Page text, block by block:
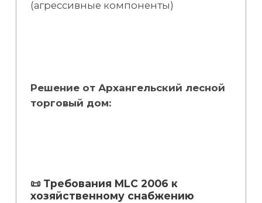
(агрессивные компоненты)
Решение от Архангельский лесной
торговый дом:
📜 Требования MLC 2006 к
хозяйственному снабжению